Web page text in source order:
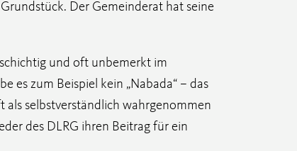
Der Gemeinderat hat seine
und oft unbemerkt im
es zum Beispiel kein „Nabada“ – das
als selbstverständlich wahrgenommen
des DLRG ihren Beitrag für ein